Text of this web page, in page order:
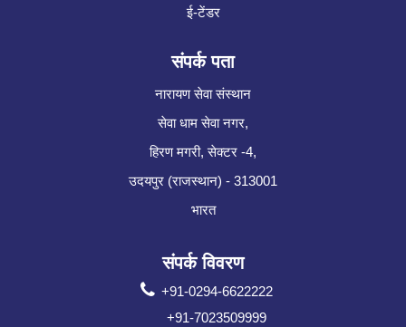
ई-टेंडर
संपर्क पता
नारायण सेवा संस्थान
सेवा धाम सेवा नगर,
हिरण मगरी, सेक्टर -4,
उदयपुर (राजस्थान) - 313001
भारत
संपर्क विवरण
+91-0294-6622222
+91-7023509999